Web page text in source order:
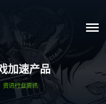
加速产品
资讯行业资讯